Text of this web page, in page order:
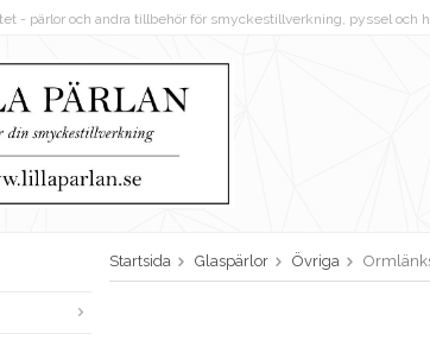
- pärlor och andra tillbehör för smyckestillverkning, pyssel och
Startsida Glaspärlor Övriga